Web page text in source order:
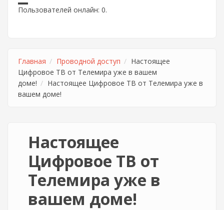
Пользователей онлайн: 0.
Главная Проводной доступ
Настоящее
Цифровое ТВ от Телемира уже в вашем
доме!
Настоящее Цифровое ТВ от Телемира уже в
вашем доме!
Настоящее
Цифровое ТВ от
Телемира уже в
вашем доме!